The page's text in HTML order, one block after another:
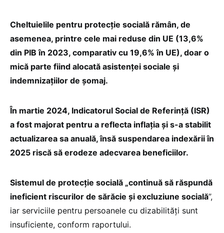
Cheltuielile pentru protecție socială rămân, de
asemenea, printre cele mai reduse din UE (13,6%
din PIB în 2023, comparativ cu 19,6% în UE), doar o
mică parte fiind alocată asistenței sociale și
indemnizațiilor de șomaj.
În martie 2024, Indicatorul Social de Referință (ISR)
a fost majorat pentru a reflecta inflația și s-a stabilit
actualizarea sa anuală, însă suspendarea indexării în
2025 riscă să erodeze adecvarea beneficiilor.
Sistemul de protecție socială „continuă să răspundă
ineficient riscurilor de sărăcie și excluziune socială”,
iar serviciile pentru persoanele cu dizabilități sunt
insuficiente, conform raportului.